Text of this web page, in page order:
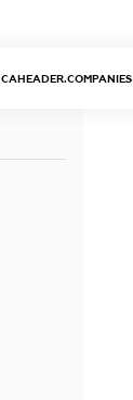
CAHEADER.COMPANIES